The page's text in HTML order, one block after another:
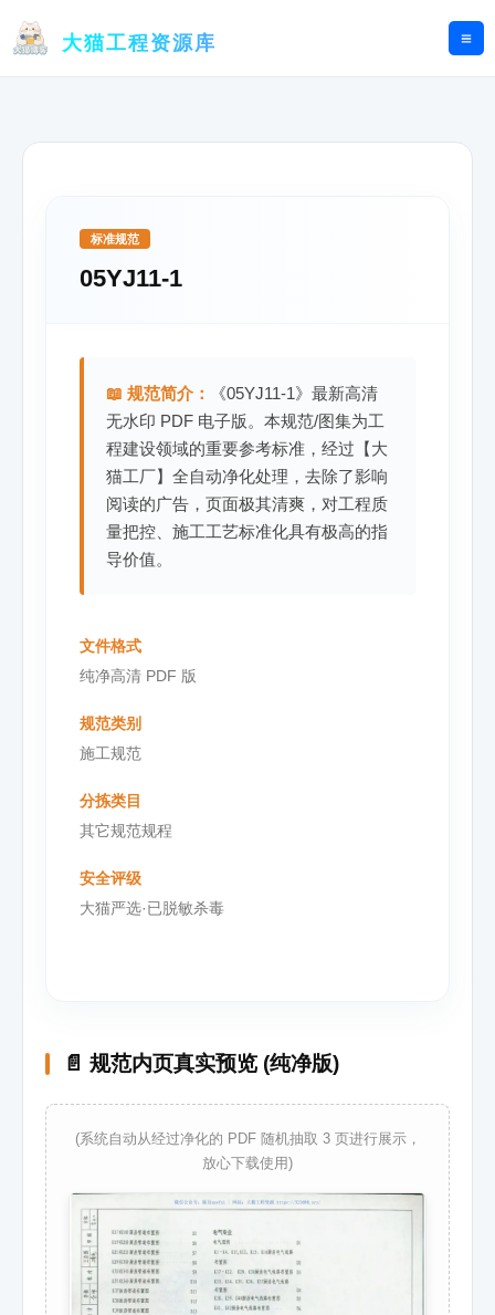
大猫工程资源库
标准规范
05YJ11-1
📖 规范简介：
《05YJ11-1》最新高清
无水印 PDF 电子版。本规范/图集为工
程建设领域的重要参考标准，经过【大
猫工厂】全自动净化处理，去除了影响
阅读的广告，页面极其清爽，对工程质
量把控、施工工艺标准化具有极高的指
导价值。
文件格式
纯净高清 PDF 版
规范类别
施工规范
分拣类目
其它规范规程
安全评级
大猫严选·已脱敏杀毒
📄 规范内页真实预览 (纯净版)
(系统自动从经过净化的 PDF 随机抽取 3 页进行展示，
放心下载使用)